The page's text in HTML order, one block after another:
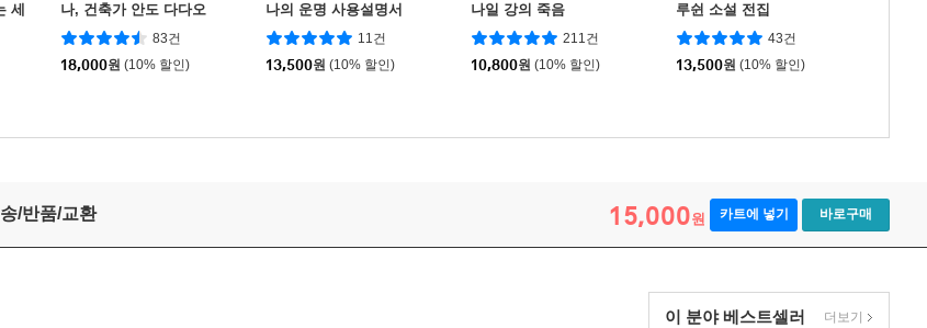
세
나, 건축가 안도 다다오
83건
18,000원 (10% 할인)
나의 운명 사용설명서
11건
13,500원 (10% 할인)
나일 강의 죽음
211건
10,800원 (10% 할인)
루쉰 소설 전집
43건
13,500원 (10% 할인)
/반품/교환 15,000원 카트에 넣기 바로구매
이 분야 베스트셀러 더보기